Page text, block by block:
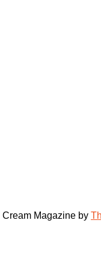
Cream Magazine by